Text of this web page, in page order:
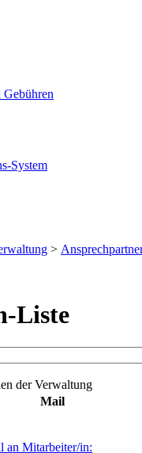
Gebühren
System
>
Liste
der Verwaltung
Mail